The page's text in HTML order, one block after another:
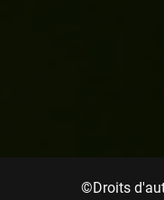
©Droits